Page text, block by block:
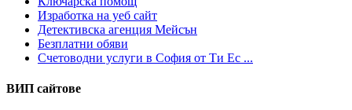
Изработка на уеб сайт
Детективска агенция Мейсън
Безплатни обяви
Счетоводни услуги в София от Ти Ес ...
ВИП сайтове